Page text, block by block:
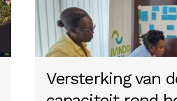
Versterking van